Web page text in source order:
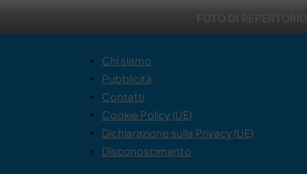
FOTO DI REPERTORIO
Chi siamo
Pubblicità
Contatti
Cookie Policy (UE)
Dichiarazione sulla Privacy (UE)
Disconoscimento